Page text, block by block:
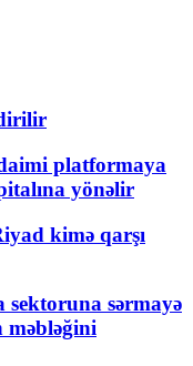
platformaya
yönəlir
kimə qarşı
sektoruna sərmayə
məbləğini